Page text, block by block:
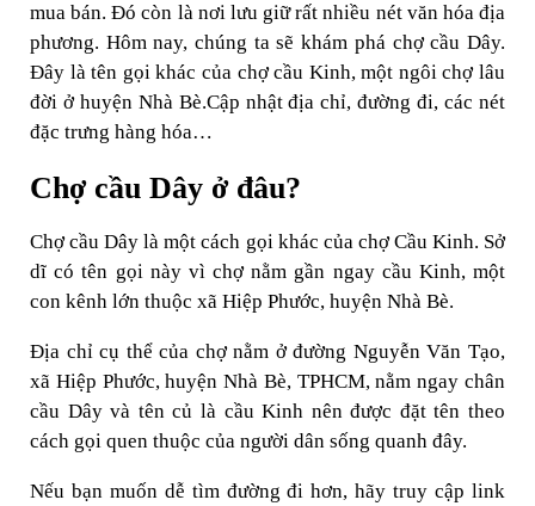
mua bán. Đó còn là nơi lưu giữ rất nhiều nét văn hóa địa
phương. Hôm nay, chúng ta sẽ khám phá chợ cầu Dây.
Đây là tên gọi khác của chợ cầu Kinh, một ngôi chợ lâu
đời ở huyện Nhà Bè.Cập nhật địa chỉ, đường đi, các nét
đặc trưng hàng hóa…
Chợ cầu Dây ở đâu?
Chợ cầu Dây là một cách gọi khác của chợ Cầu Kinh. Sở
dĩ có tên gọi này vì chợ nằm gần ngay cầu Kinh, một
con kênh lớn thuộc xã Hiệp Phước, huyện Nhà Bè.
Địa chỉ cụ thể của chợ nằm ở đường Nguyễn Văn Tạo,
xã Hiệp Phước, huyện Nhà Bè, TPHCM, nằm ngay chân
cầu Dây và tên củ là cầu Kinh nên được đặt tên theo
cách gọi quen thuộc của người dân sống quanh đây.
Nếu bạn muốn dễ tìm đường đi hơn, hãy truy cập link